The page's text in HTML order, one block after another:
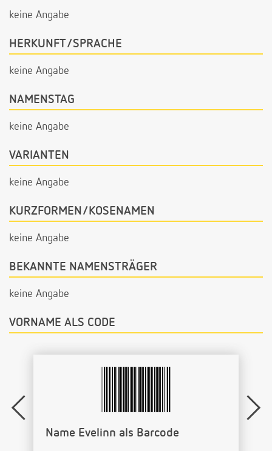
keine Angabe
HERKUNFT/SPRACHE
keine Angabe
NAMENSTAG
keine Angabe
VARIANTEN
keine Angabe
KURZFORMEN/KOSENAMEN
keine Angabe
BEKANNTE NAMENSTRÄGER
keine Angabe
VORNAME ALS CODE
Name Evelinn als Barcode